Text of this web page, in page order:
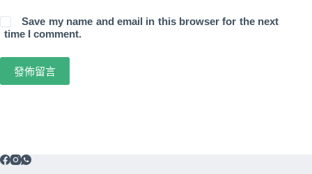
Save my name and email in this browser for the next
time I comment.
發佈留言